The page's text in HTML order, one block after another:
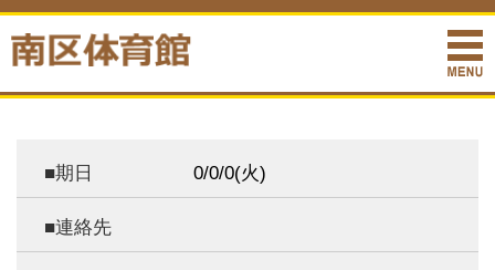
■期日 0/0/0(火)
■連絡先